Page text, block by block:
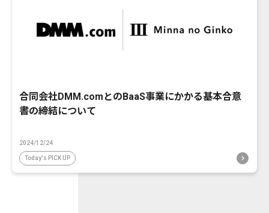
合同会社DMM.comとのBaaS事業にかかる基本合意
書の締結について
2024/12/24
Today's PICK UP